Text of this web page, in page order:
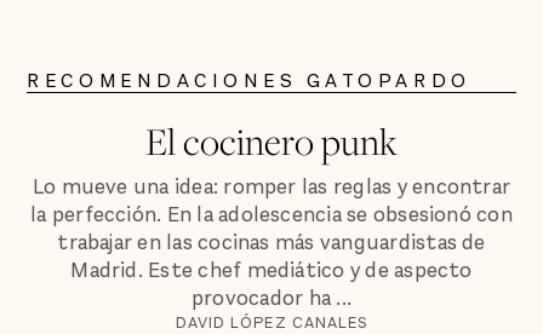
RECOMENDACIONES GATOPARDO
El cocinero punk
Lo mueve una idea: romper las reglas y encontrar
la perfección. En la adolescencia se obsesionó con
trabajar en las cocinas más vanguardistas de
Madrid. Este chef mediático y de aspecto
provocador ha ...
DAVID LÓPEZ CANALES